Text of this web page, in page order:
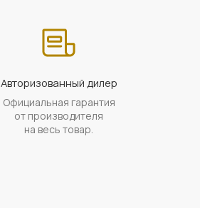
Авторизованный дилер
Официальная гарантия
от производителя
на весь товар.